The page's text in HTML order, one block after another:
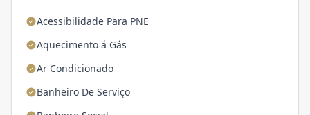
Acessibilidade Para PNE
Aquecimento á Gás
Ar Condicionado
Banheiro De Serviço